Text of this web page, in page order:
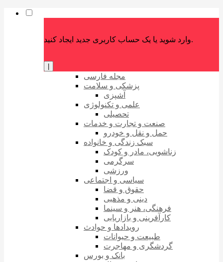
وارد شوید یا یک حساب کاربری جدید ایجاد کنید.
مجله فارسی
پزشکی و سلامت
آشپزی
علمی و تکنولوژی
تحصیلی
صنعت و تجارت و خدمات
حمل و نقل و خودرو
سبک زندگی و خانواده
زناشویی، مادر و کودک
سرگرمی
ورزشی
سیاسی و اجتماعی
حقوق و قضا
دینی و مذهبی
فرهنگی، هنر و سینما
کارآفرینی و بازاریابی
رویدادها و حوادث
طبیعت و حیوانات
گردشگری و مهاجرت
بانک و بورس